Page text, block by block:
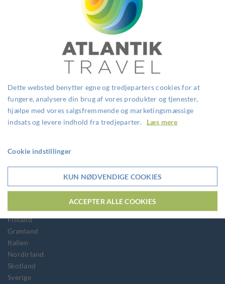
dine ønsker
Badeferie
Børnevenlig
Grupperejse
Individuel rejse
Storbyferie
Vandreferie
Vin og gastronomi
Finland
Grønland
Italien
Nordirland
Skotland
Sverige
Dette websted benytter egne og tredjeparters cookies for at
fungere, analysere din brug af vores produkter og tjenester,
hjælpe med vores salgsfremmende og marketingsmæssige
indsats og levere indhold fra tredjeparter. Læs mere
Cookie indstillinger
KUN NØDVENDIGE COOKIES
ACCEPTER ALLE COOKIES